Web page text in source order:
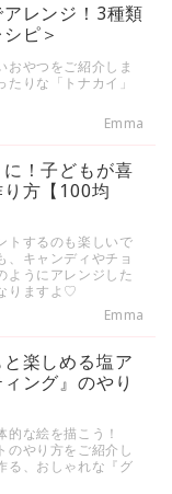
アレンジ！3種類
ピ＞
おやつをご紹介しま
りな「トナカイ」
Emma
！子どもが喜
方【100均
トするのも楽しいで
、キャンディやチョ
ようにアレンジした
りますよ♡
Emma
と楽しめる塩ア
ング』のやり
的な絵を描こう！
のやり方をご紹介し
る、おしゃれな『グ